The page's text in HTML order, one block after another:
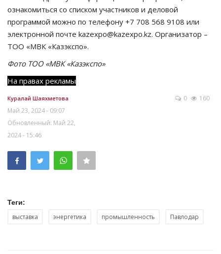
ознакомиться со списком участников и деловой
программой можно по телефону +7 708 568 9108 или
электронной почте kazexpo@kazexpo.kz. Организатор –
ТОО «МВК «Казэкспо».
Фото ТОО «МВК «Казэкспо»
На правах рекламы
Куралай Шаяхметова
Май 23, 2024 - 09:07
Обновленный: Май 22,
2024 - 15:46
0 160
Теги:
выставка энергетика промышленность Павлодар